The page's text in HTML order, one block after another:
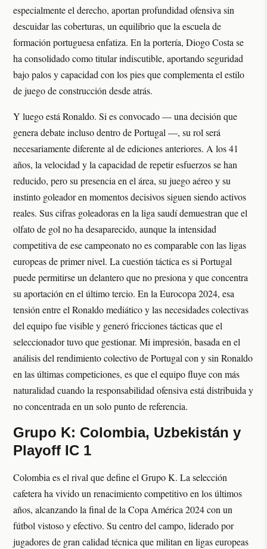
especialmente el derecho, aportan profundidad ofensiva sin
descuidar las coberturas, un equilibrio que la escuela de
formación portuguesa enfatiza. En la portería, Diogo Costa se
ha consolidado como titular indiscutible, aportando seguridad
bajo palos y capacidad con los pies que complementa el estilo
de juego de construcción desde atrás.
Y luego está Ronaldo. Si es convocado — una decisión que
genera debate incluso dentro de Portugal —, su rol será
necesariamente diferente al de ediciones anteriores. A los 41
años, la velocidad y la capacidad de repetir esfuerzos se han
reducido, pero su presencia en el área, su juego aéreo y su
instinto goleador en momentos decisivos siguen siendo activos
reales. Sus cifras goleadoras en la liga saudí demuestran que el
olfato de gol no ha desaparecido, aunque la intensidad
competitiva de ese campeonato no es comparable con las ligas
europeas de primer nivel. La cuestión táctica es si Portugal
puede permitirse un delantero que no presiona y que concentra
su aportación en el último tercio. En la Eurocopa 2024, esa
tensión entre el Ronaldo mediático y las necesidades colectivas
del equipo fue visible y generó fricciones tácticas que el
seleccionador tuvo que gestionar. Mi impresión, basada en el
análisis del rendimiento colectivo de Portugal con y sin Ronaldo
en las últimas competiciones, es que el equipo fluye con más
naturalidad cuando la responsabilidad ofensiva está distribuida y
no concentrada en un solo punto de referencia.
Grupo K: Colombia, Uzbekistán y
Playoff IC 1
Colombia es el rival que define el Grupo K. La selección
cafetera ha vivido un renacimiento competitivo en los últimos
años, alcanzando la final de la Copa América 2024 con un
fútbol vistoso y efectivo. Su centro del campo, liderado por
jugadores de gran calidad técnica que militan en ligas europeas